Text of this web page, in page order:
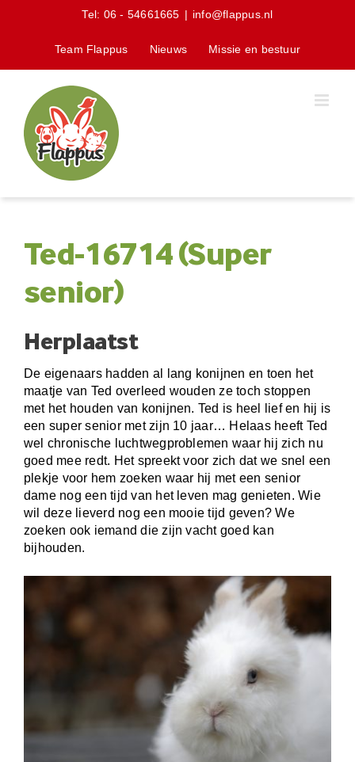
Tel: 06 - 54661665 | info@flappus.nl
Team Flappus Nieuws Missie en bestuur
Ted-16714 (Super
senior)
Herplaatst
De eigenaars hadden al lang konijnen en toen het
maatje van Ted overleed wouden ze toch stoppen
met het houden van konijnen. Ted is heel lief en hij is
een super senior met zijn 10 jaar… Helaas heeft Ted
wel chronische luchtwegproblemen waar hij zich nu
goed mee redt. Het spreekt voor zich dat we snel een
plekje voor hem zoeken waar hij met een senior
dame nog een tijd van het leven mag genieten. Wie
wil deze lieverd nog een mooie tijd geven? We
zoeken ook iemand die zijn vacht goed kan
bijhouden.